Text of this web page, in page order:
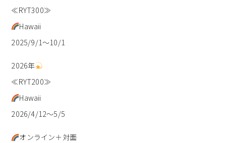
≪RYT300≫
Hawaii
2025/9/1〜10/1
2026年
≪RYT200≫
Hawaii
2026/4/12〜5/5
オンライン＋対面